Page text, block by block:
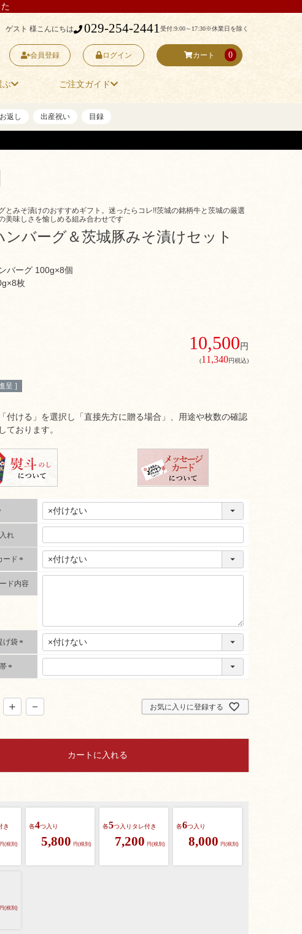
ゲスト 様こんにちは 029-254-2441受付:9:00～17:30※休業日を除く
会員登録 ログイン カート 0
ぶ ご注文ガイド
返し 出産祝い 目録
とみそ漬けのおすすめギフト。迷ったらコレ!!茨城の銘柄牛と茨城の厳選
美味しさを愉しめる組み合わせです
ンバーグ＆茨城豚みそ漬けセット
バーグ 100g×8個
枚
10,500 円
(11,340円税込)
呈 ]
付ける」を選択し「直接先方に贈る場合」、用途や枚数の確認
ております。
れ
ード
(
必
須
ド内容
げ袋
(
須
(
お気に入りに登録する
カートに入れる
き
円(税別)
各4つ入り
5,800 円(税別)
各5つ入り タレ付き
7,200 円(税別)
各6つ入り
8,000 円(税別)
円(税別)